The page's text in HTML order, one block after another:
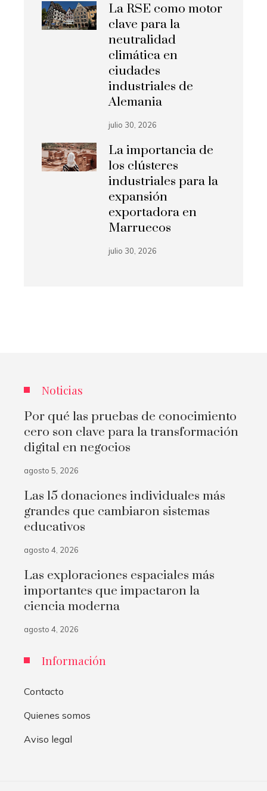
La RSE como motor
clave para la
neutralidad
climática en
ciudades
industriales de
Alemania
julio 30, 2026
La importancia de
los clústeres
industriales para la
expansión
exportadora en
Marruecos
julio 30, 2026
Noticias
Por qué las pruebas de conocimiento
cero son clave para la transformación
digital en negocios
agosto 5, 2026
Las 15 donaciones individuales más
grandes que cambiaron sistemas
educativos
agosto 4, 2026
Las exploraciones espaciales más
importantes que impactaron la
ciencia moderna
agosto 4, 2026
Información
Contacto
Quienes somos
Aviso legal